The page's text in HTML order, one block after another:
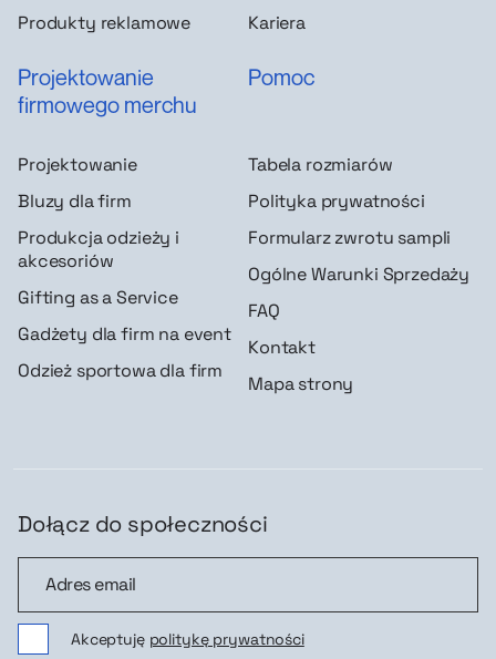
Produkty reklamowe
Kariera
Projektowanie
firmowego merchu
Projektowanie
Bluzy dla firm
Produkcja odzieży i
akcesoriów
Gifting as a Service
Gadżety dla firm na event
Odzież sportowa dla firm
Pomoc
Tabela rozmiarów
Polityka prywatności
Formularz zwrotu sampli
Ogólne Warunki Sprzedaży
FAQ
Kontakt
Mapa strony
Dołącz do społeczności
Akceptuję politykę prywatności